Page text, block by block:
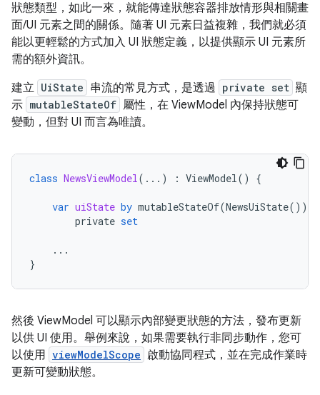
狀態類型，如此一來，就能傳達狀態容器排放情形與相關畫
面/UI 元素之間的關係。隨著 UI 元素日益複雜，我們就必須
能以更輕鬆的方式加入 UI 狀態定義，以提供顯示 UI 元素所
需的額外資訊。
建立 UiState 串流的常見方式，是透過 private set 顯
示 mutableStateOf 屬性，在 ViewModel 內保持狀態可
變動，但對 UI 而言為唯讀。
class NewsViewModel(...) : ViewModel() {
var uiState by mutableStateOf(NewsUiState())
private set
...
}
然後 ViewModel 可以顯示內部變更狀態的方法，發布更新
以供 UI 使用。舉例來說，如果需要執行非同步動作，您可
以使用 viewModelScope 啟動協同程式，並在完成作業時
更新可變動狀態。